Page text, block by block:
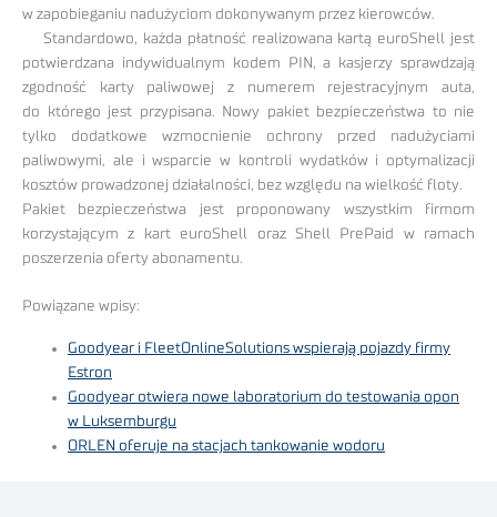
w zapobieganiu nadużyciom dokonywanym przez kierowców.
Standardowo, każda płatność realizowana kartą euroShell jest
potwierdzana indywidualnym kodem PIN, a kasjerzy sprawdzają
zgodność karty paliwowej z numerem rejestracyjnym auta,
do którego jest przypisana. Nowy pakiet bezpieczeństwa to nie
tylko dodatkowe wzmocnienie ochrony przed nadużyciami
paliwowymi, ale i wsparcie w kontroli wydatków i optymalizacji
kosztów prowadzonej działalności, bez względu na wielkość floty.
Pakiet bezpieczeństwa jest proponowany wszystkim firmom
korzystającym z kart euroShell oraz Shell PrePaid w ramach
poszerzenia oferty abonamentu.
Powiązane wpisy:
Goodyear i FleetOnlineSolutions wspierają pojazdy firmy
Estron
Goodyear otwiera nowe laboratorium do testowania opon
w Luksemburgu
ORLEN oferuje na stacjach tankowanie wodoru